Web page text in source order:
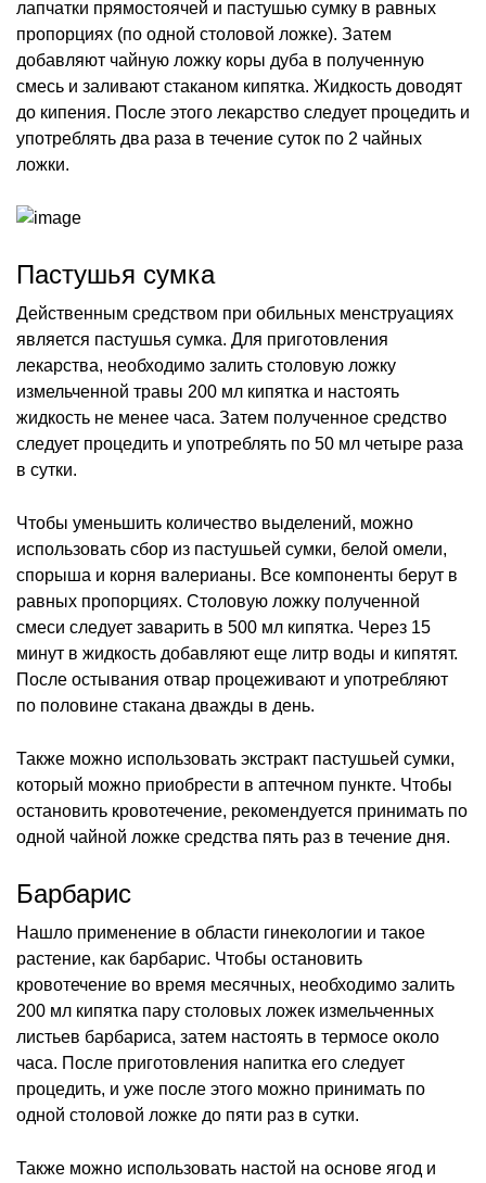
лапчатки прямостоячей и пастушью сумку в равных
пропорциях (по одной столовой ложке). Затем
добавляют чайную ложку коры дуба в полученную
смесь и заливают стаканом кипятка. Жидкость доводят
до кипения. После этого лекарство следует процедить и
употреблять два раза в течение суток по 2 чайных
ложки.
Пастушья сумка
Действенным средством при обильных менструациях
является пастушья сумка. Для приготовления
лекарства, необходимо залить столовую ложку
измельченной травы 200 мл кипятка и настоять
жидкость не менее часа. Затем полученное средство
следует процедить и употреблять по 50 мл четыре раза
в сутки.
Чтобы уменьшить количество выделений, можно
использовать сбор из пастушьей сумки, белой омели,
спорыша и корня валерианы. Все компоненты берут в
равных пропорциях. Столовую ложку полученной
смеси следует заварить в 500 мл кипятка. Через 15
минут в жидкость добавляют еще литр воды и кипятят.
После остывания отвар процеживают и употребляют
по половине стакана дважды в день.
Также можно использовать экстракт пастушьей сумки,
который можно приобрести в аптечном пункте. Чтобы
остановить кровотечение, рекомендуется принимать по
одной чайной ложке средства пять раз в течение дня.
Барбарис
Нашло применение в области гинекологии и такое
растение, как барбарис. Чтобы остановить
кровотечение во время месячных, необходимо залить
200 мл кипятка пару столовых ложек измельченных
листьев барбариса, затем настоять в термосе около
часа. После приготовления напитка его следует
процедить, и уже после этого можно принимать по
одной столовой ложке до пяти раз в сутки.
Также можно использовать настой на основе ягод и